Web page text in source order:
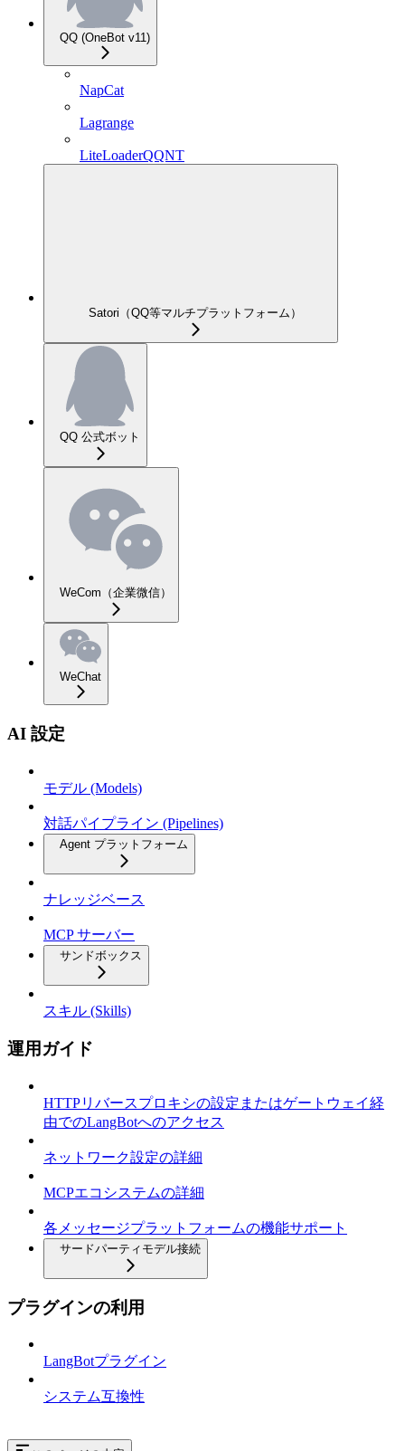
QQ (OneBot v11)
NapCat
Lagrange
LiteLoaderQQNT
Satori（QQ等マルチプラットフォーム）
QQ 公式ボット
WeCom（企業微信）
WeChat
AI 設定
モデル (Models)
対話パイプライン (Pipelines)
Agent プラットフォーム
ナレッジベース
MCP サーバー
サンドボックス
スキル (Skills)
運用ガイド
HTTPリバースプロキシの設定またはゲートウェイ経
由でのLangBotへのアクセス
ネットワーク設定の詳細
MCPエコシステムの詳細
各メッセージプラットフォームの機能サポート
サードパーティモデル接続
プラグインの利用
LangBotプラグイン
システム互換性